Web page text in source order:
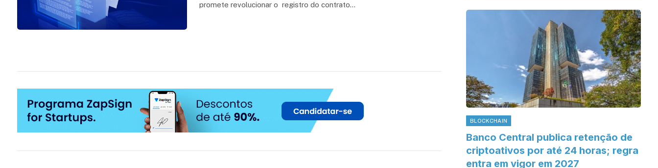
promete revolucionar o registro do contrato…
BLOCKCHAIN
Banco Central publica retenção de
criptoativos por até 24 horas; regra
entra em vigor em 2027